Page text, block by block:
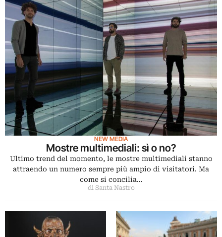
NEW MEDIA
Mostre multimediali: sì o no?
Ultimo trend del momento, le mostre multimediali stanno
attraendo un numero sempre più ampio di visitatori. Ma
come si concilia…
di Santa Nastro